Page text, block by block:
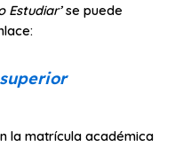
Estudiar’se puede
la matrícula académica